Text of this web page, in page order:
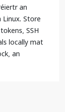
an
Store
SSH
locally mat
an